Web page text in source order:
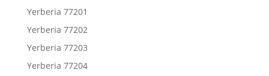
Yerberia 77201
Yerberia 77202
Yerberia 77203
Yerberia 77204